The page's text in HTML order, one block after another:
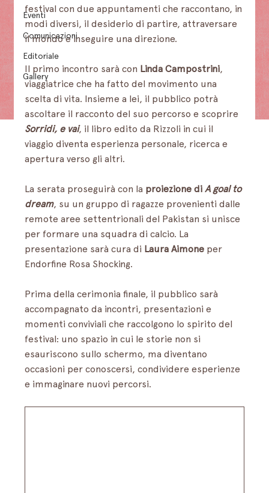
Eventi
Comunicazioni
Editoriale
Gallery
festival con due appuntamenti che raccontano, in
modi diversi, il desiderio di partire, attraversare
il mondo e inseguire una direzione.
Il primo incontro sarà con Linda Campostrini,
viaggiatrice che ha fatto del movimento una
scelta di vita. Insieme a lei, il pubblico potrà
ascoltare il racconto del suo percorso e scoprire
Sorridi, e vai, il libro edito da Rizzoli in cui il
viaggio diventa esperienza personale, ricerca e
apertura verso gli altri.
La serata proseguirà con la proiezione di A goal to
dream, su un gruppo di ragazze provenienti dalle
remote aree settentrionali del Pakistan si unisce
per formare una squadra di calcio. La
presentazione sarà cura di Laura Aimone per
Endorfine Rosa Shocking.
Prima della cerimonia finale, il pubblico sarà
accompagnato da incontri, presentazioni e
momenti conviviali che raccolgono lo spirito del
festival: uno spazio in cui le storie non si
esauriscono sullo schermo, ma diventano
occasioni per conoscersi, condividere esperienze
e immaginare nuovi percorsi.